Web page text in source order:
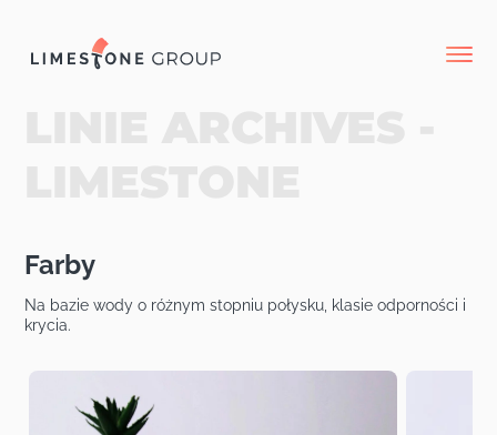
Farby
Na bazie wody o różnym stopniu połysku, klasie odporności i
krycia.